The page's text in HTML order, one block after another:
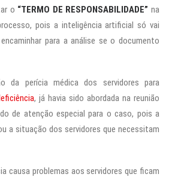
o “TERMO DE RESPONSABILIDADE” na
pois a inteligência artificial só vai
para a análise se o documento
da perícia médica dos servidores para
, já havia sido abordada na reunião
de atenção especial para o caso, pois a
a situação dos servidores que necessitam
causa problemas aos servidores que ficam